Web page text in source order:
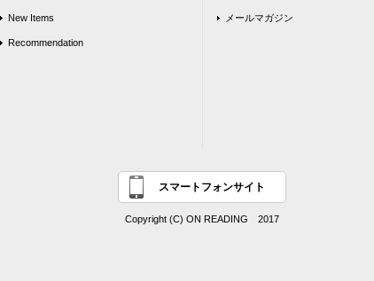
New Items
Recommendation
メールマガジン
スマートフォンサイト
Copyright (C) ON READING 2017